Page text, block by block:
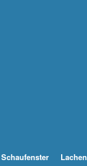
Schaufenster Lachen